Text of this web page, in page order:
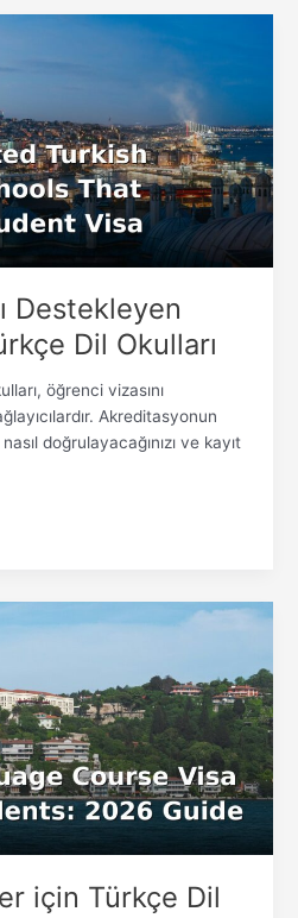
Destekleyen
Dil Okulları
öğrenci vizasını
Akreditasyonun
nasıl doğrulayacağınızı ve kayıt
için Türkçe Dil